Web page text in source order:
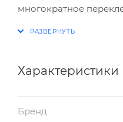
многократное
Характеристики
Бренд